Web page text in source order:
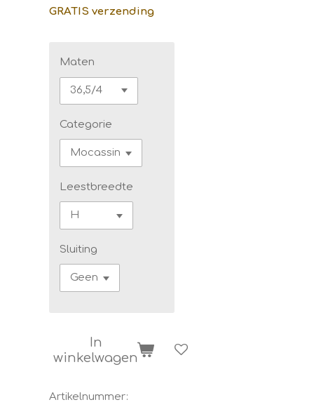
GRATIS verzending
Maten
Categorie
Leestbreedte
Sluiting
In
winkelwagen
Artikelnummer: